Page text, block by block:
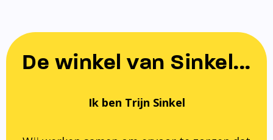
De winkel van Sinkel...
Ik ben Trijn Sinkel